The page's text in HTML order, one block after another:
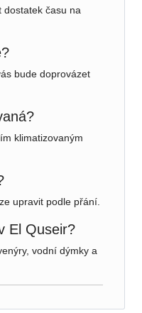
dostatek času na
bude doprovázet
klimatizovaným
upravit podle přání.
El Quseir?
vodní dýmky a